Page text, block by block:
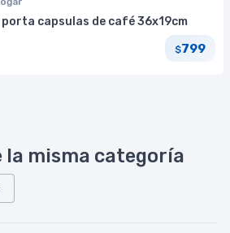
capsulas de café 36x19cm
$799
la misma categoría